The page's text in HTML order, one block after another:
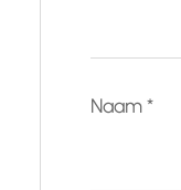
Naam*